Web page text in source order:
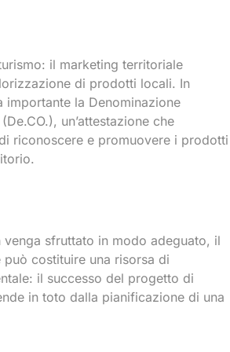
il marketing territoriale
di prodotti locali. In
importante la Denominazione
un’attestazione che
riconoscere e promuovere i prodotti
venga sfruttato in modo adeguato, il
costituire una risorsa di
il successo del progetto di
in toto dalla pianificazione di una